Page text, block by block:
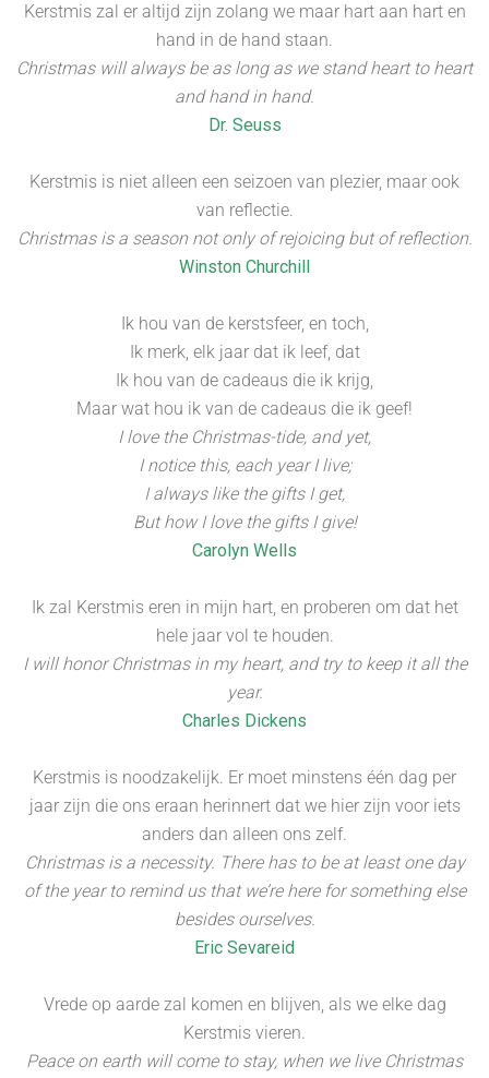
Kerstmis zal er altijd zijn zolang we maar hart aan hart en
hand in de hand staan.
Christmas will always be as long as we stand heart to heart
and hand in hand.
Dr. Seuss
Kerstmis is niet alleen een seizoen van plezier, maar ook
van reflectie.
Christmas is a season not only of rejoicing but of reflection.
Winston Churchill
Ik hou van de kerstsfeer, en toch,
Ik merk, elk jaar dat ik leef, dat
Ik hou van de cadeaus die ik krijg,
Maar wat hou ik van de cadeaus die ik geef!
I love the Christmas-tide, and yet,
I notice this, each year I live;
I always like the gifts I get,
But how I love the gifts I give!
Carolyn Wells
Ik zal Kerstmis eren in mijn hart, en proberen om dat het
hele jaar vol te houden.
I will honor Christmas in my heart, and try to keep it all the
year.
Charles Dickens
Kerstmis is noodzakelijk. Er moet minstens één dag per
jaar zijn die ons eraan herinnert dat we hier zijn voor iets
anders dan alleen ons zelf.
Christmas is a necessity. There has to be at least one day
of the year to remind us that we’re here for something else
besides ourselves.
Eric Sevareid
Vrede op aarde zal komen en blijven, als we elke dag
Kerstmis vieren.
Peace on earth will come to stay, when we live Christmas